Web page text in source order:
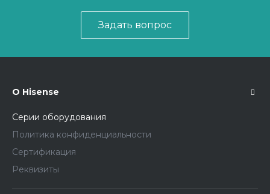
Задать вопрос
О Hisense
Серии оборудования
Политика конфиденциальности
Сертификация
Реквизиты